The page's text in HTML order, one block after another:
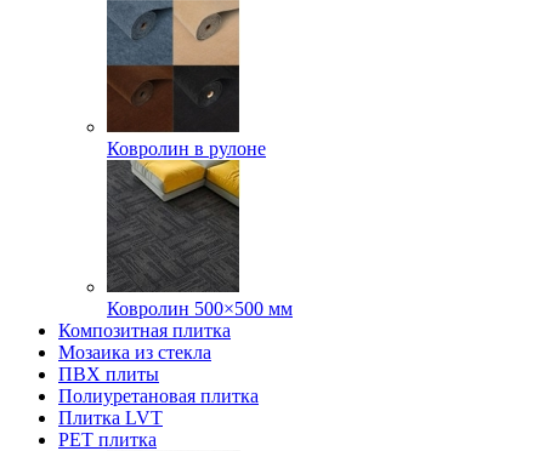
Ковролин в рулоне
Ковролин 500×500 мм
Композитная плитка
Мозаика из стекла
ПВХ плиты
Полиуретановая плитка
Плитка LVT
РЕТ плитка